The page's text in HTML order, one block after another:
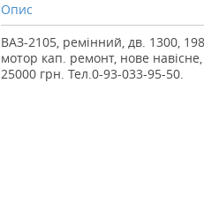
Опис
ВАЗ-2105, ремінний, дв. 1300,
мотор кап. ремонт, нове
25000 грн. Тел.0-93-033-95-50.